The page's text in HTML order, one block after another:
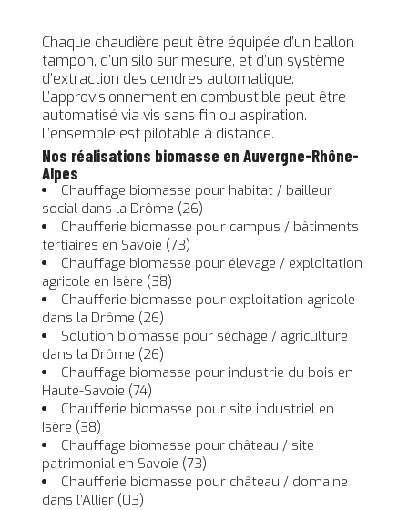
Chaque chaudière peut être équipée d’un ballon
tampon, d’un silo sur mesure, et d’un système
d’extraction des cendres automatique.
L’approvisionnement en combustible peut être
automatisé via vis sans fin ou aspiration.
L’ensemble est pilotable à distance.
Nos réalisations biomasse en Auvergne-Rhône-
Alpes
Chauffage biomasse pour habitat / bailleur
social dans la Drôme (26)
Chaufferie biomasse pour campus / bâtiments
tertiaires en Savoie (73)
Chauffage biomasse pour élevage / exploitation
agricole en Isère (38)
Chaufferie biomasse pour exploitation agricole
dans la Drôme (26)
Solution biomasse pour séchage / agriculture
dans la Drôme (26)
Chauffage biomasse pour industrie du bois en
Haute-Savoie (74)
Chaufferie biomasse pour site industriel en
Isère (38)
Chauffage biomasse pour château / site
patrimonial en Savoie (73)
Chaufferie biomasse pour château / domaine
dans l’Allier (03)